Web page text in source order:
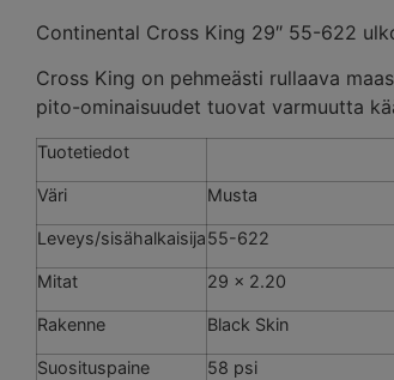
Continental Cross King 29″ 55-622
Cross King on pehmeästi rullaava
pito-ominaisuudet tuovat varmuutta
Tuotetiedot
Väri Musta
Leveys/sisähalkaisija55-622
Mitat 29 x 2.20
Rakenne Black Skin
Suosituspaine 58 psi